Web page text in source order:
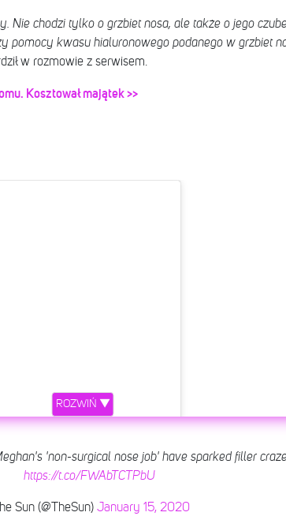
Nie chodzi tylko o grzbiet nosa, ale także o jego
pomocy kwasu hialuronowego podanego w grzbiet
w rozmowie z serwisem.
Kosztował majątek >>
ROZWIŃ ▼
'non-surgical nose job' have sparked filler
https://t.co/FWAbTCTPbU
Sun (@TheSun) January 15, 2020